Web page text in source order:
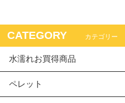
CATEGORY カテゴリー
水濡れお買得商品
ペレット